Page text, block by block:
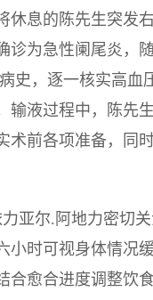
休息的陈先生突发
诊为急性阑尾炎，
史，逐一核实高
输液过程中，陈先
术前各项准备，同
亚尔.阿地力密切
小时可视身体情况
合愈合进度调整饮